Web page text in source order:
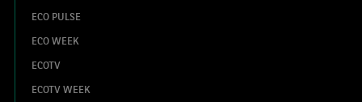
ECO PULSE
ECO WEEK
ECOTV
ECOTV WEEK